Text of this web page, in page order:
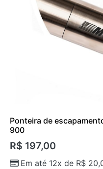
Ponteira de
900
R$ 197,00
Em até 12x de R$